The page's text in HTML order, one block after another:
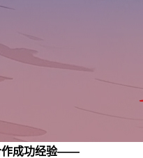
作成功经验——